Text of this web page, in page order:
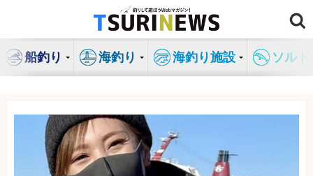
ン
船釣り 海釣り 海釣り施設 ソル